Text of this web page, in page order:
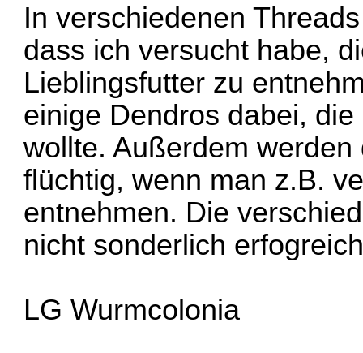
In verschiedenen
dass ich versucht habe,
Lieblingsfutter zu
einige Dendros dabei,
wollte. Außerdem
flüchtig, wenn man z.B.
entnehmen. Die
nicht sonderlich
LG Wurmcolonia